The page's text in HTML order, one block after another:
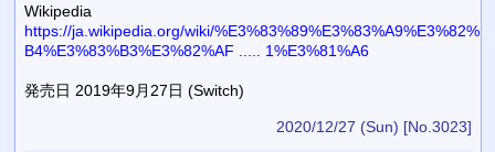
Wikipedia
https://ja.wikipedia.org/wiki/%E3%83%89%E3%83%A9%E3%82%
B4%E3%83%B3%E3%82%AF ..... 1%E3%81%A6
発売日 2019年9月27日 (Switch)
2020/12/27 (Sun) [No.3023]